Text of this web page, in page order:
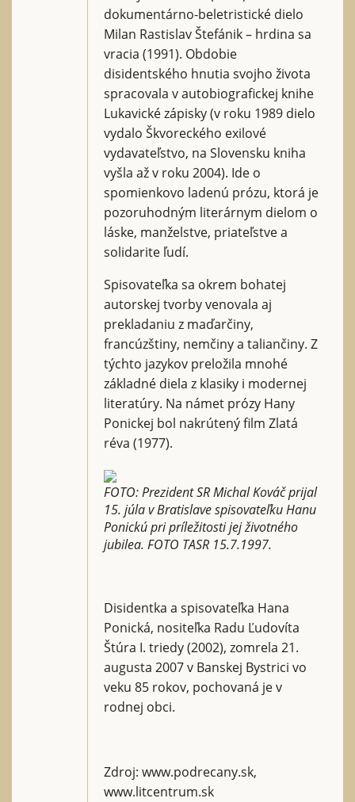
dokumentárno-beletristické dielo
Milan Rastislav Štefánik – hrdina sa
vracia (1991). Obdobie
disidentského hnutia svojho života
spracovala v autobiografickej knihe
Lukavické zápisky (v roku 1989 dielo
vydalo Škvoreckého exilové
vydavateľstvo, na Slovensku kniha
vyšla až v roku 2004). Ide o
spomienkovo ladenú prózu, ktorá je
pozoruhodným literárnym dielom o
láske, manželstve, priateľstve a
solidarite ľudí.
Spisovateľka sa okrem bohatej
autorskej tvorby venovala aj
prekladaniu z maďarčiny,
francúzštiny, nemčiny a taliančiny. Z
týchto jazykov preložila mnohé
základné diela z klasiky i modernej
literatúry. Na námet prózy Hany
Ponickej bol nakrútený film Zlatá
réva (1977).
FOTO: Prezident SR Michal Kováč prijal
15. júla v Bratislave spisovateľku Hanu
Ponickú pri príležitosti jej životného
jubilea. FOTO TASR 15.7.1997.
Disidentka a spisovateľka Hana
Ponická, nositeľka Radu Ľudovíta
Štúra I. triedy (2002), zomrela 21.
augusta 2007 v Banskej Bystrici vo
veku 85 rokov, pochovaná je v
rodnej obci.
Zdroj: www.podrecany.sk,
www.litcentrum.sk